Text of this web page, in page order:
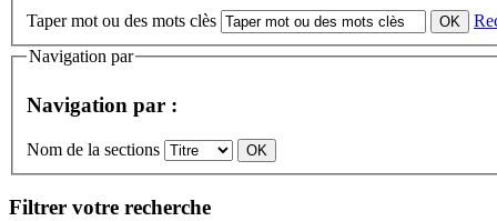
Taper mot ou des mots clès
Navigation par
Navigation par :
Nom de la sections
Filtrer votre recherche